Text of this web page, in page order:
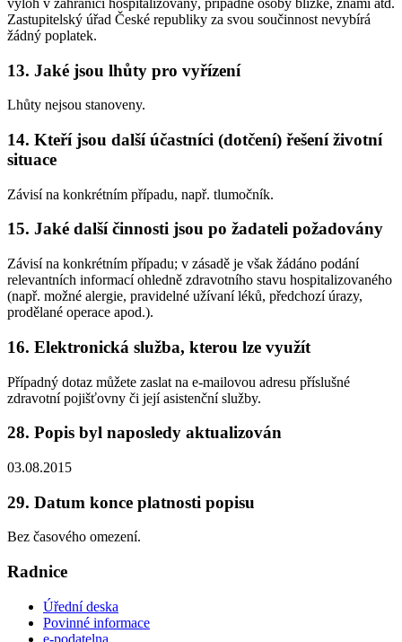
Zastupitelský úřad České republiky za svou součinnost nevybírá
žádný poplatek.
13. Jaké jsou lhůty pro vyřízení
Lhůty nejsou stanoveny.
14. Kteří jsou další účastníci (dotčení) řešení životní
situace
Závisí na konkrétním případu, např. tlumočník.
15. Jaké další činnosti jsou po žadateli požadovány
Závisí na konkrétním případu; v zásadě je však žádáno podání
relevantních informací ohledně zdravotního stavu hospitalizovaného
(např. možné alergie, pravidelné užívaní léků, předchozí úrazy,
prodělané operace apod.).
16. Elektronická služba, kterou lze využít
Případný dotaz můžete zaslat na e-mailovou adresu příslušné
zdravotní pojišťovny či její asistenční služby.
28. Popis byl naposledy aktualizován
03.08.2015
29. Datum konce platnosti popisu
Bez časového omezení.
Radnice
Úřední deska
Povinné informace
e-podatelna